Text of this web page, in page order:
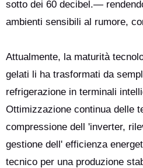
sotto dei 60 decibel.—
ambienti sensibili al rumore,
Attualmente, la maturità
gelati li ha trasformati da
refrigerazione in terminali
Ottimizzazione continua delle
compressione dell 'inverter,
gestione dell' efficienza
tecnico per una produzione